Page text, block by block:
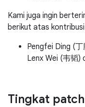
Kami juga ingin
berikut atas
Pengfei Ding (
Lenx Wei (韦韬)
Tingkat